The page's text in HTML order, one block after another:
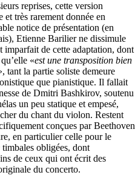
reprises, cette version
et très rarement donnée en
notice de présentation (en
Etienne Barilier ne dissimule
imparfait de cette adaptation, dont
«est une transposition bien
tant la partie soliste demeure
que pianistique. Il fallait
de Dmitri Bashkirov, soutenu
un peu statique et empesé,
du chant du violon. Restent
conçues par Beethoven
en particulier celle pour le
obligées, dont
de ceux qui ont écrit des
du concerto.